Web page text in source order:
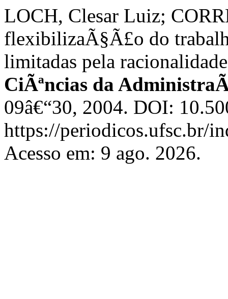
LOCH, Clesar Luiz;
flexibilizaÃ§Ã£o do
limitadas pela
CiÃªncias da
09â€“30, 2004. DOI:
https://periodicos.ufsc.br/
Acesso em: 9 ago. 2026.